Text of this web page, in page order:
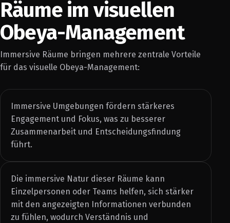
Räume im visuellen
Obeya-Management
Immersive Räume bringen mehrere zentrale Vorteile
für das visuelle Obeya-Management:
Immersive Umgebungen fördern stärkeres
Engagement und Fokus, was zu besserer
Zusammenarbeit und Entscheidungsfindung
führt.
Die immersive Natur dieser Räume kann
Einzelpersonen oder Teams helfen, sich stärker
mit den angezeigten Informationen verbunden
zu fühlen, wodurch Verständnis und